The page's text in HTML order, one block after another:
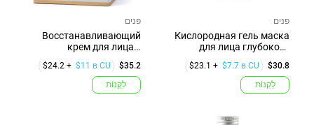
פנים
Восстанавливающий
крем для лица с
$35.2
$24.2 + $11 в CU
לִקְנוֹת
פנים
Кислородная гель маска
для лица глубокого
$30.8
$23.1 + $7.7 в CU
לִקְנוֹת